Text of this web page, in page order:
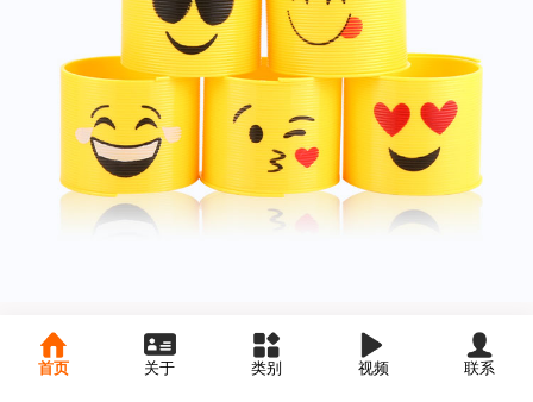
首页 关于 类别 视频 联系